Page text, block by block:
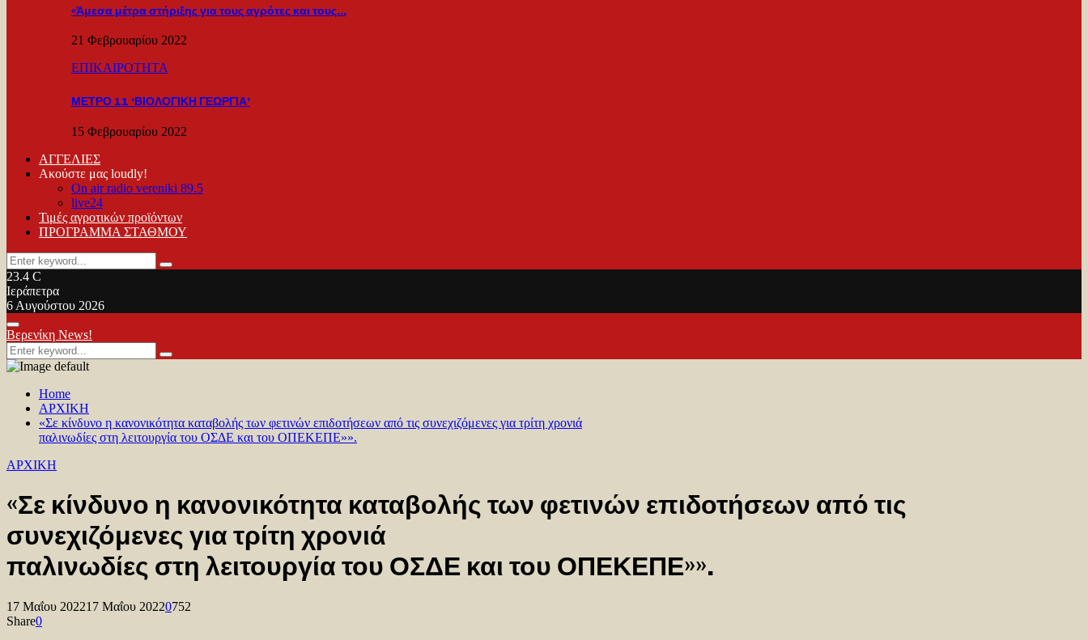
«Άμεσα μέτρα στήριξης για τους αγρότες και τους…
21 Φεβρουαρίου 2022
ΕΠΙΚΑΙΡΟΤΗΤΑ
ΜΕΤΡΟ 11 ‘ΒΙΟΛΟΓΙΚΗ ΓΕΩΡΓΙΑ’
15 Φεβρουαρίου 2022
ΑΓΓΕΛΙΕΣ
Ακούστε μας loudly!
On air radio vereniki 89.5
live24
Τιμές αγροτικών προϊόντων
ΠΡΟΓΡΑΜΜΑ ΣΤΑΘΜΟΥ
Search
for:
Search
23.4 C
Ιεράπετρα
6 Αυγούστου 2026
Facebook
Twitter
Youtube
Primary
Menu
Βερενίκη News!
Search
for:
Search
Home
ΑΡΧΙΚΗ
«Σε κίνδυνο η κανονικότητα καταβολής των φετινών επιδοτήσεων από τις συνεχιζόμενες για τρίτη χρονιά
παλινωδίες στη λειτουργία του ΟΣΔΕ και του ΟΠΕΚΕΠΕ»».
ΑΡΧΙΚΗ
«Σε κίνδυνο η κανονικότητα καταβολής των φετινών επιδοτήσεων από τις
συνεχιζόμενες για τρίτη χρονιά
παλινωδίες στη λειτουργία του ΟΣΔΕ και του ΟΠΕΚΕΠΕ»».
17 Μαΐου 202217 Μαΐου 20220752
Share0